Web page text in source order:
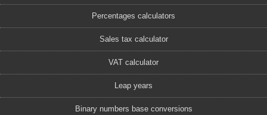
Percentages calculators
Sales tax calculator
VAT calculator
Leap years
Binary numbers base conversions